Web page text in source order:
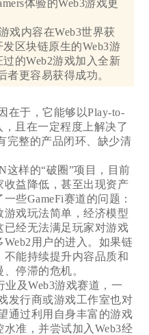
体验的Web3游戏更
戏内容在Web3世界获
区块链原生的Web3游
的Web2游戏加入全新
者更容易获得成功。
在于，它能够以Play-to-
且在一定程度上解决了
完整的产品闭环、缺少清
样的“破圈”项目，目前
益降低，甚至出现资产
些GameFi赛道的问题：
戏玩法简单，经济模型
已经无法满足玩家对游戏
用户的进入。如果链
能持续提升内容品质和
停滞的危机。
及Web3游戏赛道，一
发行商或游戏工作室也对
通过利用自身丰富的游戏
准，并尝试加入Web3经